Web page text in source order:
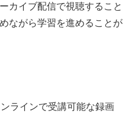
カイブ配信で視聴すること
ながら学習を進めることが
ラインで受講可能な録画